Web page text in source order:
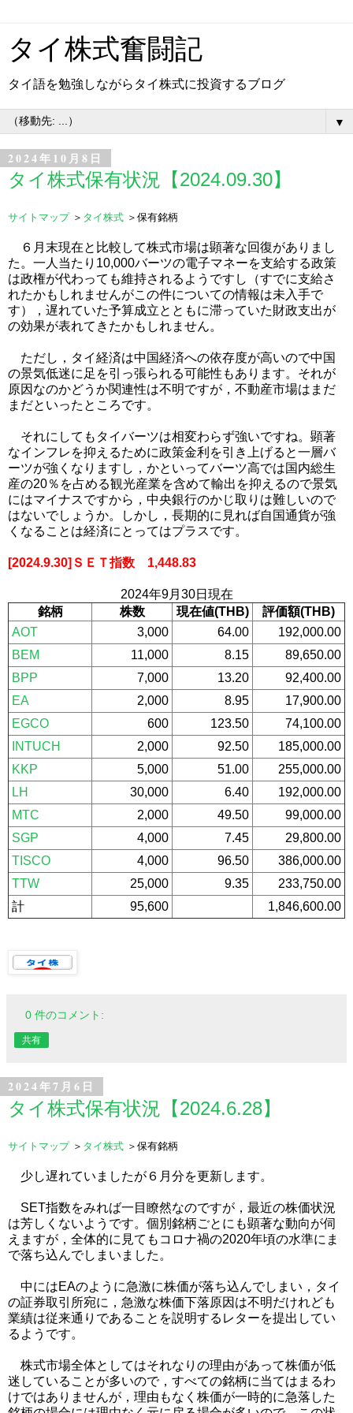
タイ株式奮闘記
タイ語を勉強しながらタイ株式に投資するブログ
▼
2024年10月8日
タイ株式保有状況【2024.09.30】
サイトマップ＞ タイ株式 ＞保有銘柄
６月末現在と比較して株式市場は顕著な回復がありまし
た。一人当たり10,000バーツの電子マネーを支給する政策
は政権が代わっても維持されるようですし（すでに支給さ
れたかもしれませんがこの件についての情報は未入手で
す），遅れていた予算成立とともに滞っていた財政支出が
の効果が表れてきたかもしれません。
ただし，タイ経済は中国経済への依存度が高いので中国
の景気低迷に足を引っ張られる可能性もあります。それが
原因なのかどうか関連性は不明ですが，不動産市場はまだ
まだといったところです。
それにしてもタイバーツは相変わらず強いですね。顕著
なインフレを抑えるために政策金利を引き上げると一層バ
ーツが強くなりますし，かといってバーツ高では国内総生
産の20％を占める観光産業を含めて輸出を抑えるので景気
にはマイナスですから，中央銀行のかじ取りは難しいので
はないでしょうか。しかし，長期的に見れば自国通貨が強
くなることは経済にとってはプラスです。
[2024.9.30]ＳＥＴ指数 1,448.83
2024年9月30日現在
銘柄
株数 現在値(THB)
評価額(THB)
AOT
3,000 64.00
192,000.00
BEM
11,000 8.15
89,650.00
BPP
7,000 13.20
92,400.00
EA
2,000 8.95
17,900.00
EGCO
600 123.50
74,100.00
INTUCH
2,000 92.50
185,000.00
KKP
5,000 51.00
255,000.00
LH
30,000 6.40
192,000.00
MTC
2,000 49.50
99,000.00
SGP
4,000 7.45
29,800.00
TISCO
4,000 96.50
386,000.00
TTW
25,000 9.35
233,750.00
計
95,600 1,846,600.00
0 件のコメント:
共有
2024年7月6日
タイ株式保有状況【2024.6.28】
サイトマップ＞ タイ株式 ＞保有銘柄
少し遅れていましたが６月分を更新します。
SET指数をみれば一目瞭然なのですが，最近の株価状況
は芳しくないようです。個別銘柄ごとにも顕著な動向が伺
えますが，全体的に見てもコロナ禍の2020年頃の水準にま
で落ち込んでしまいました。
中にはEAのように急激に株価が落ち込んでしまい，タイ
の証券取引所宛に，急激な株価下落原因は不明だけれども
業績は従来通りであることを説明するレターを提出してい
るようです。
株式市場全体としてはそれなりの理由があって株価が低
迷していることが多いので，すべての銘柄に当てはまるわ
けではありませんが，理由もなく株価が一時的に急落した